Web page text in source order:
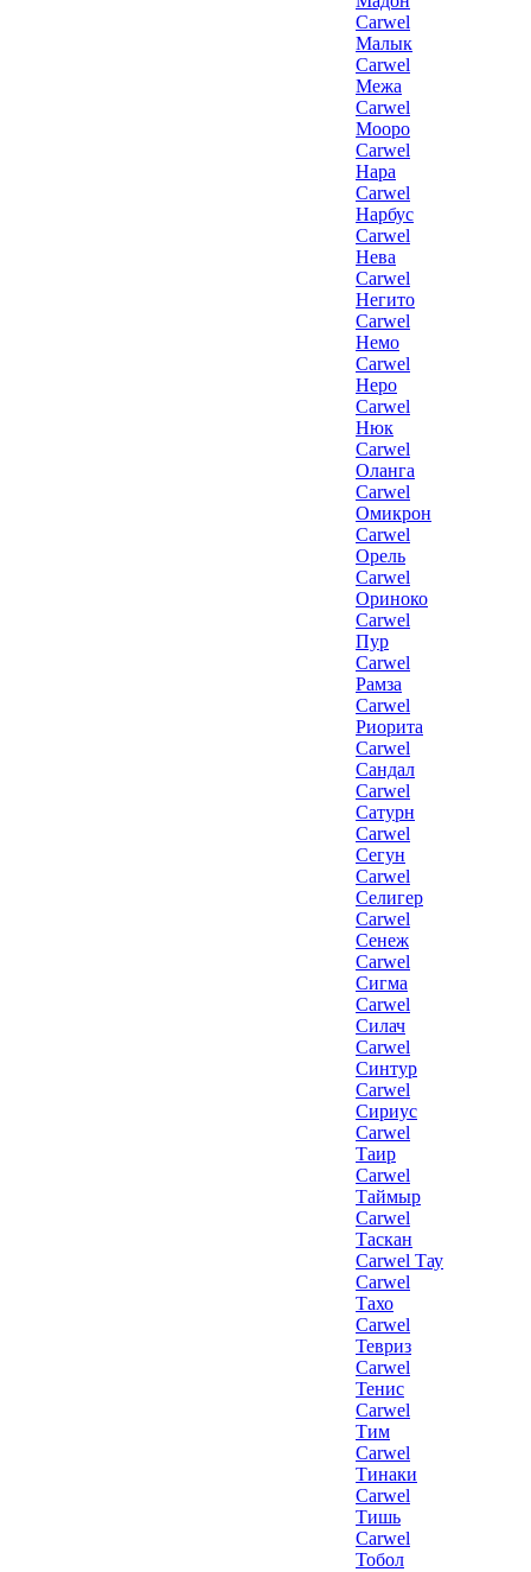
Carwel
Малык
Carwel
Межа
Carwel
Мооро
Carwel
Нара
Carwel
Нарбус
Carwel
Нева
Carwel
Негито
Carwel
Немо
Carwel
Неро
Carwel
Нюк
Carwel
Оланга
Carwel
Омикрон
Carwel
Орель
Carwel
Ориноко
Carwel
Пур
Carwel
Рамза
Carwel
Риорита
Carwel
Сандал
Carwel
Сатурн
Carwel
Сегун
Carwel
Селигер
Carwel
Сенеж
Carwel
Сигма
Carwel
Силач
Carwel
Синтур
Carwel
Сириус
Carwel
Таир
Carwel
Таймыр
Carwel
Таскан
Carwel Тау
Carwel
Тахо
Carwel
Тевриз
Carwel
Тенис
Carwel
Тим
Carwel
Тинаки
Carwel
Тишь
Carwel
Тобол